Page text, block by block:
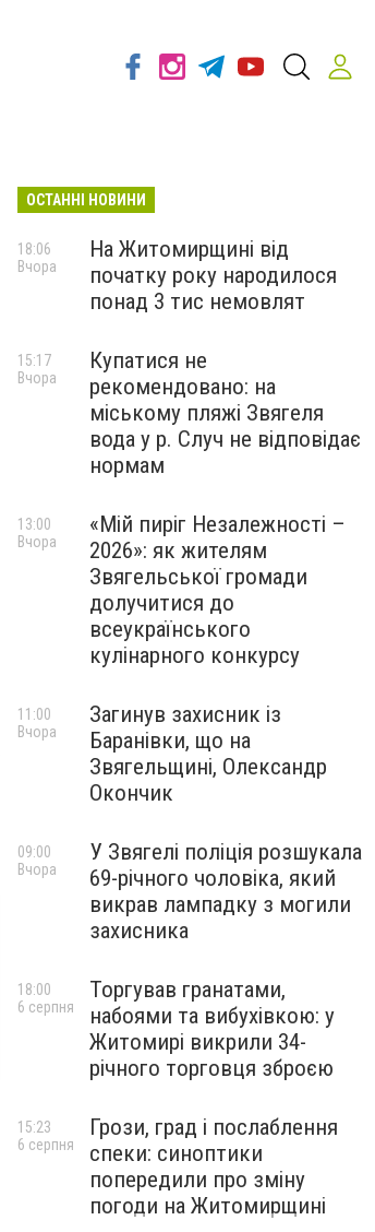
ОСТАННІ НОВИНИ
На Житомирщині від
початку року народилося
понад 3 тис немовлят
18:06
Вчора
Купатися не
рекомендовано: на
міському пляжі Звягеля
вода у р. Случ не відповідає
нормам
15:17
Вчора
«Мій пиріг Незалежності –
2026»: як жителям
Звягельської громади
долучитися до
всеукраїнського
кулінарного конкурсу
13:00
Вчора
Загинув захисник із
Баранівки, що на
Звягельщині, Олександр
Окончик
11:00
Вчора
У Звягелі поліція розшукала
69-річного чоловіка, який
викрав лампадку з могили
захисника
09:00
Вчора
Торгував гранатами,
набоями та вибухівкою: у
Житомирі викрили 34-
річного торговця зброєю
18:00
6 серпня
Грози, град і послаблення
спеки: синоптики
попередили про зміну
погоди на Житомирщині
15:23
6 серпня